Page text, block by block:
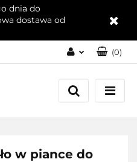
dnia do
dostawa od
Zaloguj się
Załóż konto
(0)
w piance do